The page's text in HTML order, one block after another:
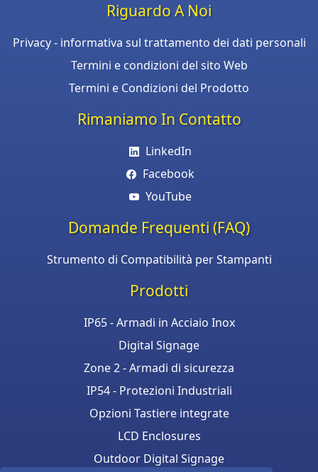
Riguardo A Noi
Privacy - informativa sul trattamento dei dati personali
Termini e condizioni del sito Web
Termini e Condizioni del Prodotto
Rimaniamo In Contatto
LinkedIn
Facebook
YouTube
Domande Frequenti (FAQ)
Strumento di Compatibilità per Stampanti
Prodotti
IP65 - Armadi in Acciaio Inox
Digital Signage
Zone 2 - Armadi di sicurezza
IP54 - Protezioni Industriali
Opzioni Tastiere integrate
LCD Enclosures
Outdoor Digital Signage